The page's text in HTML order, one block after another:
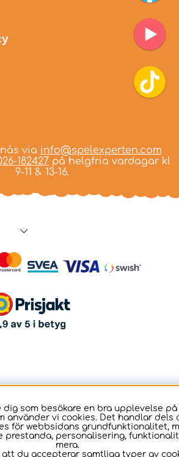
via info@spelexperten.com
182427 på helgfria vardagar kl
9-11 & 13-16.
dig som besökare en bra upplevelse på
använder vi cookies. Det handlar dels
för webbsidans grundfunktionalitet,
prestanda, personalisering,
mera.
att du accepterar samtliga typer av